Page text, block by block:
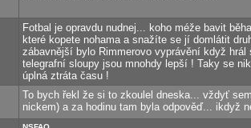
Fotbal je opravdu nudnej... koho méže bavit
které kopete nohama a snažíte se jí domlátit
zábavnější bylo Rimmerovo vyprávění když
telegrafní sloupy jsou mnohdy lepší ! Taky se
úplná ztráta času !
To bych řekl že si to zkoulel dneska... vždyť
nickem) a za hodinu tam byla odpověď... ikdyž